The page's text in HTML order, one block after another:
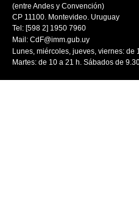
(entre Andes y Convención)
CP 11100. Montevideo. Uruguay
Tel: [598 2] 1950 7960
Mail: CdF@imm.gub.uy
Lunes, miércoles, jueves, viernes: de
Martes: de 10 a 21 h. Sábados de